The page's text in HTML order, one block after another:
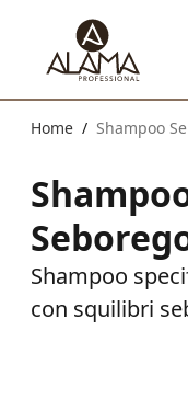
Home / Shampoo
Shampoo
con squilibri